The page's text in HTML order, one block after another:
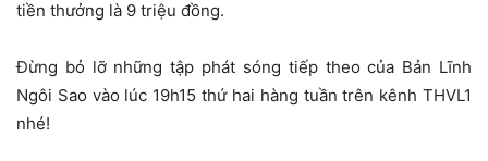
tiền thưởng là 9 triệu đồng.
Đừng bỏ lỡ những tập phát sóng tiếp theo của Bản Lĩnh
Ngôi Sao vào lúc 19h15 thứ hai hàng tuần trên kênh THVL1
nhé!